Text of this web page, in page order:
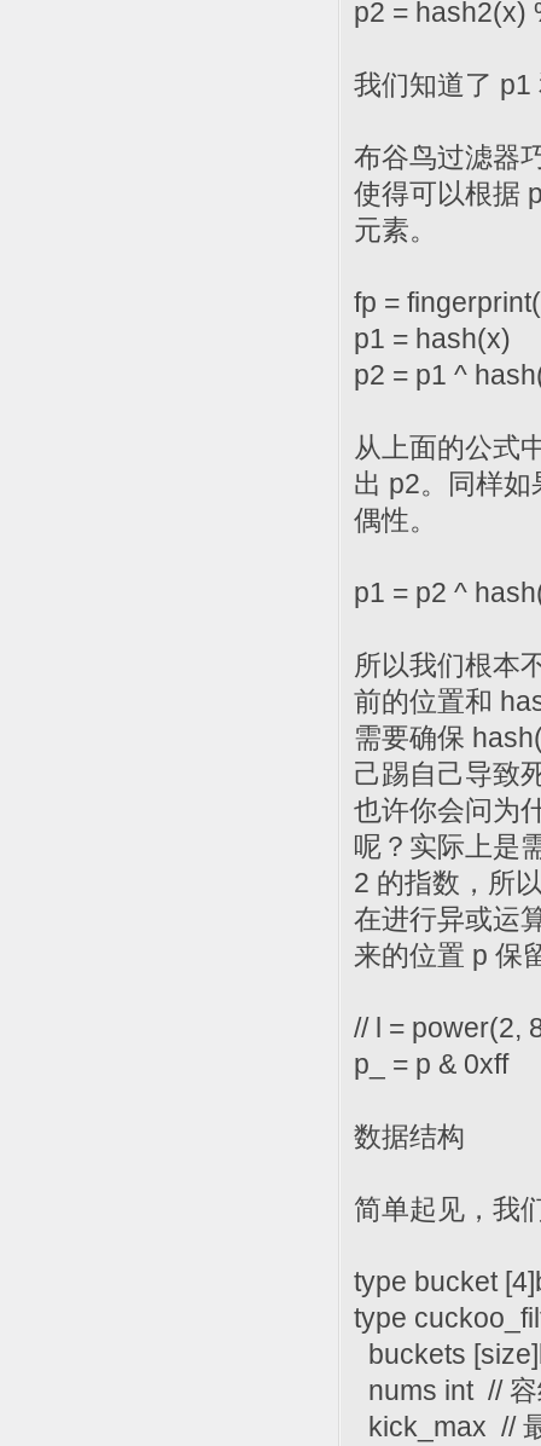
p2 = hash2(x)
我们知道了 p1
布谷鸟过滤器
使得可以根据
元素。
fp =
p1 = hash(x)
p2 = p1 ^
从上面的公式
出 p2。同样
偶性。
p1 = p2 ^
所以我们根本
前的位置和
需要确保
己踢自己导致
也许你会问为
呢？实际上是
2 的指数，所
在进行异或运
来的位置 p 保
// l = power(2,
p_ = p & 0xff
数据结构
简单起见，我
type bucket
type
buckets
nums int //
kick_max //